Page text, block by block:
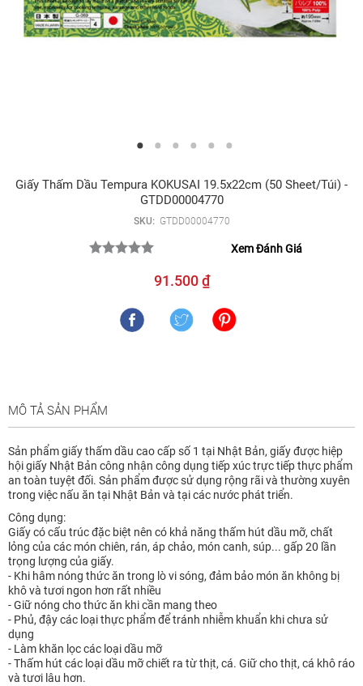
Giấy Thấm Dầu Tempura KOKUSAI 19.5x22cm (50 Sheet/túi) -
GTDD00004770
SKU: GTDD00004770
Xem Đánh Giá
91.500 ₫
MÔ TẢ SẢN PHẨM
Sản phẩm giấy thấm dầu cao cấp số 1 tại Nhật Bản, giấy được hiệp
hội giấy Nhật Bản công nhận công dụng tiếp xúc trực tiếp thực phẩm
an toàn tuyệt đối. Sản phẩm được sử dụng rộng rãi và thường xuyên
trong việc nấu ăn tại Nhật Bản và tại các nước phát triển.
Công dụng:
Giấy có cấu trúc đặc biệt nên có khả năng thấm hút dầu mỡ, chất
lỏng của các món chiên, rán, áp chảo, món canh, súp... gấp 20 lần
trọng lượng của giấy.
- Khi hâm nóng thức ăn trong lò vi sóng, đảm bảo món ăn không bị
khô và tươi ngon hơn rất nhiều
- Giữ nóng cho thức ăn khi cần mang theo
- Phủ, đậy các loại thực phẩm để tránh nhiễm khuẩn khi chưa sử
dụng
- Làm khăn lọc các loại dầu mỡ
- Thấm hút các loại dầu mỡ chiết ra từ thịt, cá. Giữ cho thịt, cá khô ráo
và tươi lâu hơn.